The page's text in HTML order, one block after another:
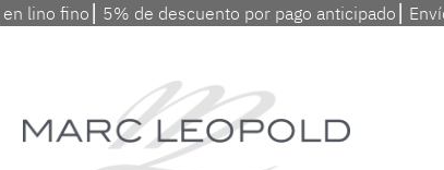
lino fino⎮ 5% de descuento por pago anticipado⎮